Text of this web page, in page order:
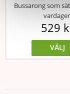
Bussarong som
529
VÄLJ